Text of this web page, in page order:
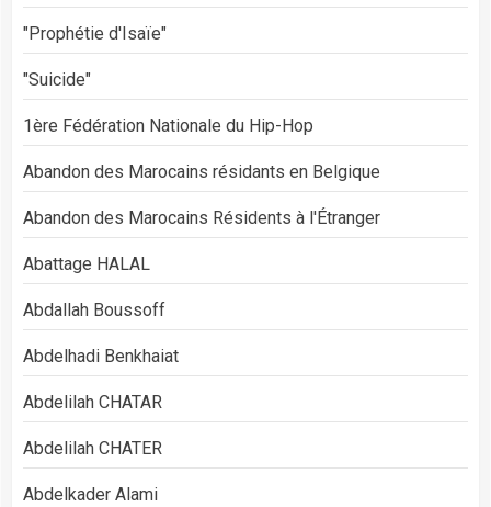
"Prophétie d'Isaïe"
"Suicide"
1ère Fédération Nationale du Hip-Hop
Abandon des Marocains résidants en Belgique
Abandon des Marocains Résidents à l'Étranger
Abattage HALAL
Abdallah Boussoff
Abdelhadi Benkhaiat
Abdelilah CHATAR
Abdelilah CHATER
Abdelkader Alami